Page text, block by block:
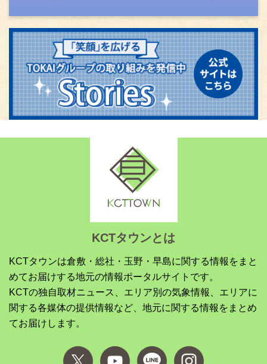
KCTタウンとは
KCTタウンは倉敷・総社・玉野・早島に関する情報をまと
めてお届けする地元の情報ポータルサイトです。
KCTの独自取材ニュース、エリア別の気象情報、エリアに
関する各媒体の提供情報など、地元に関する情報をまとめ
てお届けします。